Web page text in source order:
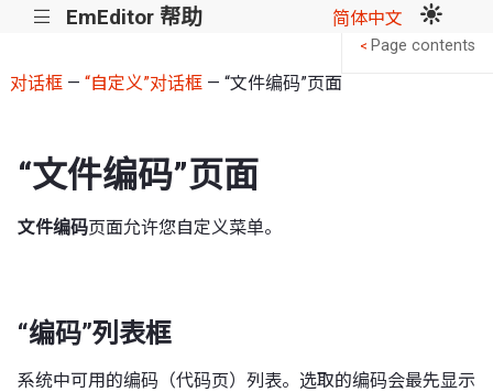
||| EmEditor 帮助 简体中文
对话框— “自定义”对话框— “文件编码”页面
“文件编码”页面
文件编码页面允许您自定义菜单。
“编码”列表框
系统中可用的编码（代码页）列表。选取的编码会最先显示
< Page contents